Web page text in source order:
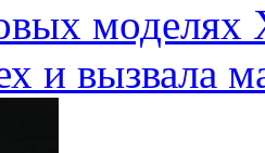
и вызвала